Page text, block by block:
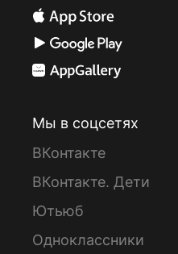
Мы в соцсетях
ВКонтакте
ВКонтакте. Дети
Ютьюб
Одноклассники